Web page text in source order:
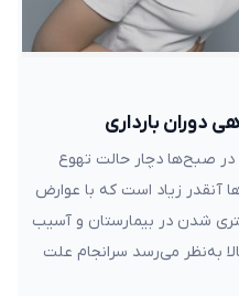
بارداری
در صبح‌ها دچار حالت تهوع
زیاد است که با عوارض
شدن در بیمارستان و آسیب
به‌نظر می‌رسد سرانجام علت